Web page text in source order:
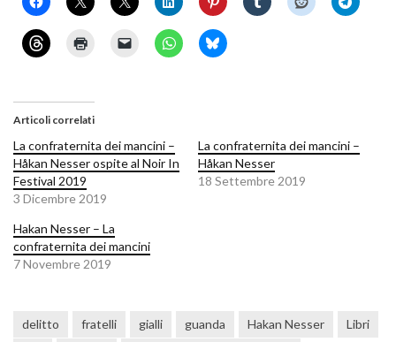
Articoli correlati
La confraternita dei mancini –
Håkan Nesser ospite al Noir In
Festival 2019
3 Dicembre 2019
La confraternita dei mancini –
Håkan Nesser
18 Settembre 2019
Hakan Nesser – La
confraternita dei mancini
7 Novembre 2019
delitto fratelli gialli guanda Hakan Nesser
Libri